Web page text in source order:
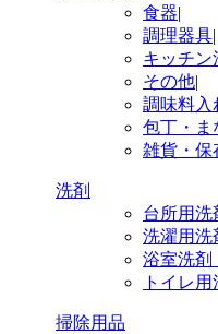
食器|
調理器具|
キッチン
その他|
調味料入
包丁・ま
雑貨・保
洗剤
台所用洗
洗濯用洗
浴室洗剤
トイレ用
掃除用品